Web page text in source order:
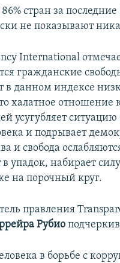
стран за последние
не показывают
International
гражданские
в данном индексе
халатное отношение
усугубляет
и подрывает
и свобода
упадок, набирает
на порочный круг.
правления
Рубио
в борьбе с